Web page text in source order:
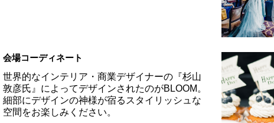
会場コーディネート
世界的なインテリア・商業デザイナーの『杉山
敦彦氏』によってデザインされたのがBLOOM。
細部にデザインの神様が宿るスタイリッシュな
空間をお楽しみください。